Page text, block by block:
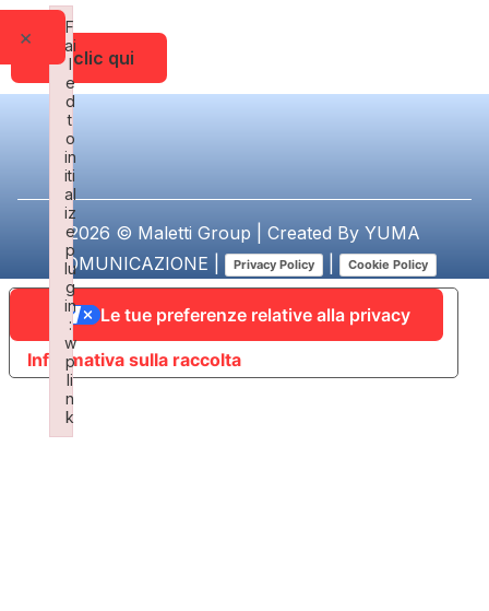
Fai clic qui
2026 © Maletti Group | Created By YUMA
COMUNICAZIONE
Privacy Policy Cookie Policy
Informativa sulla raccolta
Le tue preferenze relative alla privacy
F
ai
l
e
d
t
o
in
iti
al
iz
e
p
lu
g
in
:
w
p
li
n
k
×
Failed to initialize plugin: wplink